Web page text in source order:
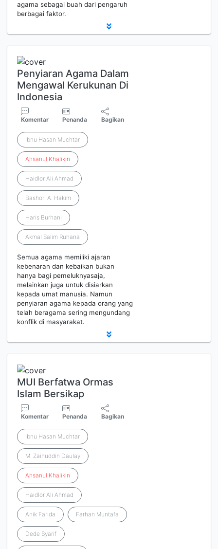
agama sebagai buah dari pengaruh
berbagai faktor.
Penyiaran Agama Dalam
Mengawal Kerukunan Di
Indonesia
Komentar Penanda Bagikan
Ibnu Hasan Muchtar
Ahsanul Khalikin
Haidlor Ali Ahmad
Bashori A. Hakim
Haris Burhani
Akmal Salim Ruhana
Semua agama memiliki ajaran
kebenaran dan kebaikan bukan
hanya bagi pemeluknyasaja,
melainkan juga untuk disiarkan
kepada umat manusia. Namun
penyiaran agama kepada orang yang
telah beragama sering mengundang
konflik di masyarakat.
MUI Berfatwa Ormas
Islam Bersikap
Komentar Penanda Bagikan
Ibnu Hasan Muchtar
M. Zainuddin Daulay
Ahsanul Khalikin
Haidlor Ali Ahmad
Anik Farida Farhan Muntafa
Dede Syarif